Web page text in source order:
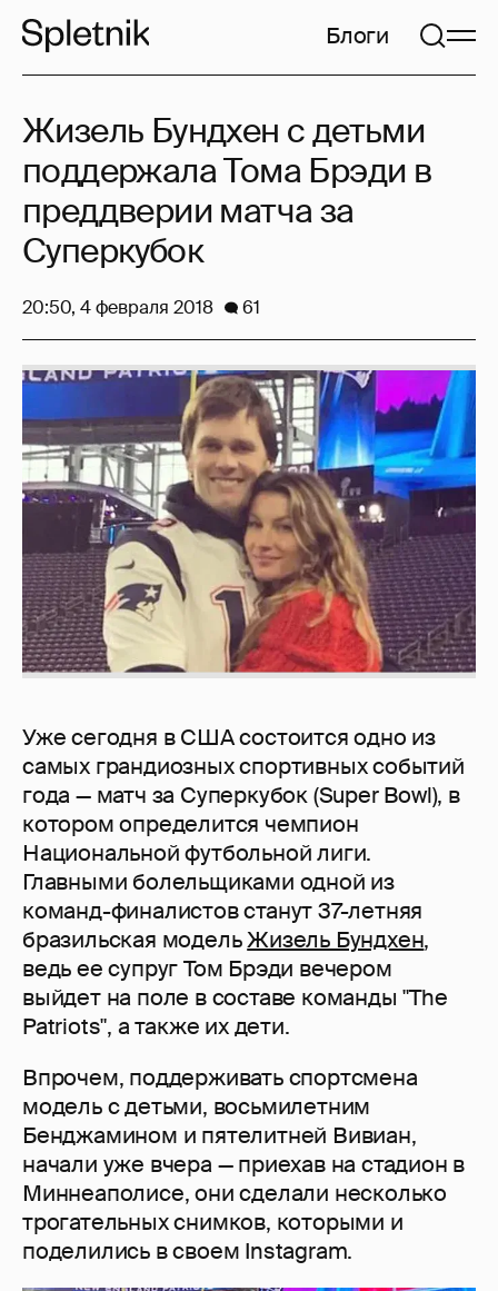
Блоги
Уже сегодня в США состоится одно из
самых грандиозных спортивных событий
года — матч за Суперкубок (Super Bowl), в
котором определится чемпион
Национальной футбольной лиги.
Главными болельщиками одной из
команд-финалистов станут 37-летняя
бразильская модельЖизель Бундхен,
ведь ее супруг Том Брэди вечером
выйдет на поле в составе команды "The
Patriots", а также их дети.
Впрочем, поддерживать спортсмена
модель с детьми, восьмилетним
Бенджамином и пятелитней Вивиан,
начали уже вчера — приехав на стадион в
Миннеаполисе, они сделали несколько
трогательных снимков, которыми и
поделились в своем Instagram.
Жизель Бундхен с детьми
поддержала Тома Брэди в
преддверии матча за
Суперкубок
20:50, 4 февраля 2018 61